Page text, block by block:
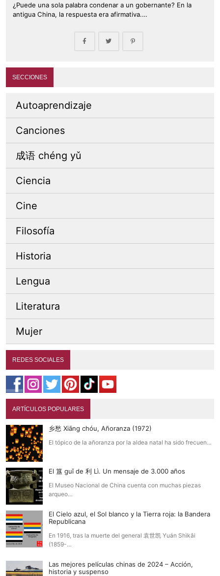
¿Puede una sola palabra condenar a un gobernante? En la
antigua China, la respuesta era afirmativa.…
SECCIONES
Autoaprendizaje
Canciones
成语 chéng yǔ
Ciencia
Cine
Filosofía
Historia
Lengua
Literatura
Mujer
REDES SOCIALES
ARTÍCULOS POPULARES
乡愁 Xiāng chóu, Añoranza (1972)
El tópico de la añoranza por la aldea natal ha sido frecuen…
El 簋 guǐ de 利 Lì. Un mensaje de 3.000 años
El Museo Nacional de China cuenta con muchas piezas
arqueo…
El Cielo azul, el Sol blanco y la Tierra roja: la Bandera
Republicana
En 1916, tras la muerte del general 袁世凯 Yuán Shìkǎi
(1859-…
Las mejores películas chinas de 2024 – Acción,
historia y suspenso